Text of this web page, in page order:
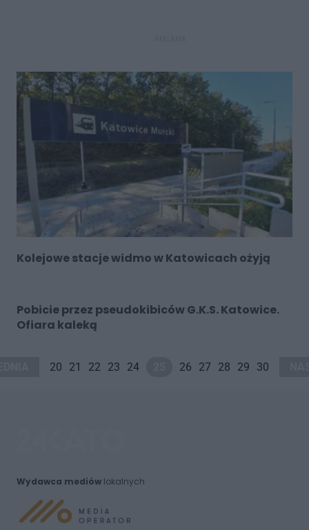
Kolejowe stacje widmo w Katowicach ożyją
Pobicie przez pseudokibiców G.K.S. Katowice.
Ofiara kaleką
20 21 22 23 24 26 27 28 29 30
Wydawca mediówlokalnych